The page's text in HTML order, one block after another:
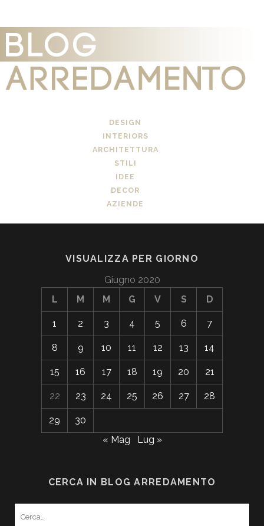
DESIGN
INTERIORS
ARCHITETTURA
STILI
IDEE
DECOR
AZIENDE
VISUALIZZA PER GIORNO
Giugno 2020
L
M M G V S D
1 2 3 4 5 6 7
8 9 10 11 12 13 14
15 16 17 18 19 20 21
22 23 24 25 26 27 28
29
30
« Mag
Lug »
CERCA IN BLOG ARREDAMENTO